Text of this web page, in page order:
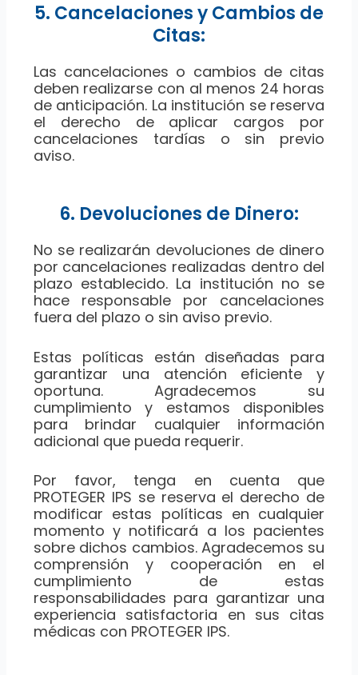
5. Cancelaciones y Cambios de
Citas:
Las cancelaciones o cambios de citas
deben realizarse con al menos 24 horas
de anticipación. La institución se reserva
el derecho de aplicar cargos por
cancelaciones tardías o sin previo
aviso.
6. Devoluciones de Dinero:
No se realizarán devoluciones de dinero
por cancelaciones realizadas dentro del
plazo establecido. La institución no se
hace responsable por cancelaciones
fuera del plazo o sin aviso previo.
Estas políticas están diseñadas para
garantizar una atención eficiente y
oportuna. Agradecemos su
cumplimiento y estamos disponibles
para brindar cualquier información
adicional que pueda requerir.
Por favor, tenga en cuenta que
PROTEGER IPS se reserva el derecho de
modificar estas políticas en cualquier
momento y notificará a los pacientes
sobre dichos cambios. Agradecemos su
comprensión y cooperación en el
cumplimiento de estas
responsabilidades para garantizar una
experiencia satisfactoria en sus citas
médicas con PROTEGER IPS.